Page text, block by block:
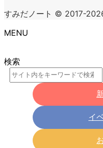
すみだノート © 2017-
MENU
検索
イ